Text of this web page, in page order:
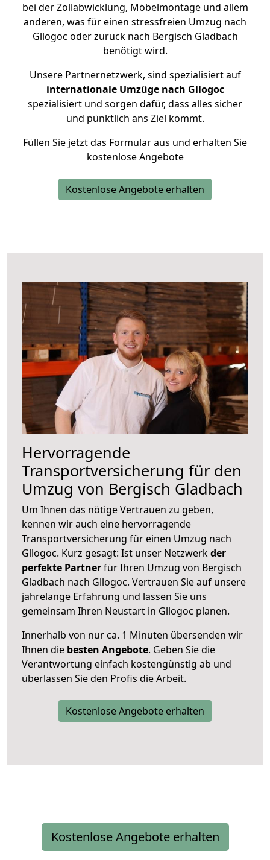
bei der Zollabwicklung, Möbelmontage und allem
anderen, was für einen stressfreien Umzug nach
Gllogoc oder zurück nach Bergisch Gladbach
benötigt wird.
Unsere Partnernetzwerk, sind spezialisiert auf
internationale Umzüge nach Gllogoc
spezialisiert und sorgen dafür, dass alles sicher
und pünktlich ans Ziel kommt.
Füllen Sie jetzt das Formular aus und erhalten Sie
kostenlose Angebote
Kostenlose Angebote erhalten
Hervorragende
Transportversicherung für den
Umzug von Bergisch Gladbach
Um Ihnen das nötige Vertrauen zu geben,
kennen wir auch eine hervorragende
Transportversicherung für einen Umzug nach
Gllogoc. Kurz gesagt: Ist unser Netzwerkder
perfekte Partnerfür Ihren Umzug von Bergisch
Gladbach nach Gllogoc. Vertrauen Sie auf unsere
jahrelange Erfahrung und lassen Sie uns
gemeinsam Ihren Neustart in Gllogoc planen.
Innerhalb von nur ca. 1 Minuten übersenden wir
Ihnen die besten Angebote. Geben Sie die
Verantwortung einfach kostengünstig ab und
überlassen Sie den Profis die Arbeit.
Kostenlose Angebote erhalten
Kostenlose Angebote erhalten